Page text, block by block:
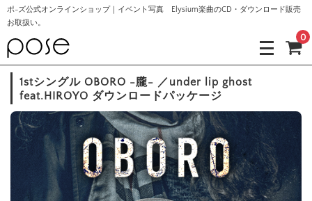
ポ-ズ公式オンラインショップ｜イベント写真 Elysium楽曲のCD・ダウンロード販売
お取扱い。
0
1stシングル OBORO -朧- ／under lip ghost
feat.HIROYO ダウンロードパッケージ